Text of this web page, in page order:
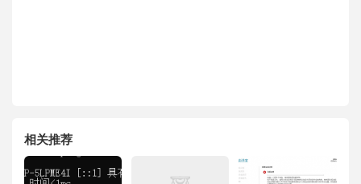
相关推荐